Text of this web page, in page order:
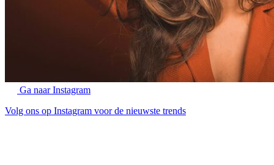
Ga naar Instagram
Volg ons op Instagram voor de nieuwste trends